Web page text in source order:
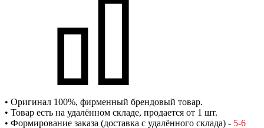
• Оригинал 100%, фирменный брендовый товар.
• Товар есть на удалённом складе, продается от 1 шт.
• Формирование заказа (доставка с удалённого склада) - 5-6